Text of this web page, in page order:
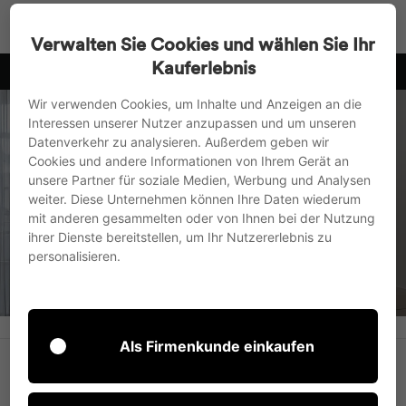
Direkt
InhaltVerwalten Sie Cookies und wählen Sie Ihr
Kauferlebnis
Wir verwenden Cookies, um Inhalte und Anzeigen an die
Interessen unserer Nutzer anzupassen und um unseren
Datenverkehr zu analysieren. Außerdem geben wir
Cookies und andere Informationen von Ihrem Gerät an
unsere Partner für soziale Medien, Werbung und Analysen
weiter. Diese Unternehmen können Ihre Daten wiederum
mit anderen gesammelten oder von Ihnen bei der Nutzung
ihrer Dienste bereitstellen, um Ihr Nutzererlebnis zu
personalisieren.
Als Firmenkunde einkaufen
Diashow
wir versenden in die EU, nach UK und in die Schweiz
Startseite / Kollektionen
Konferenz- und
Besprechungsräume